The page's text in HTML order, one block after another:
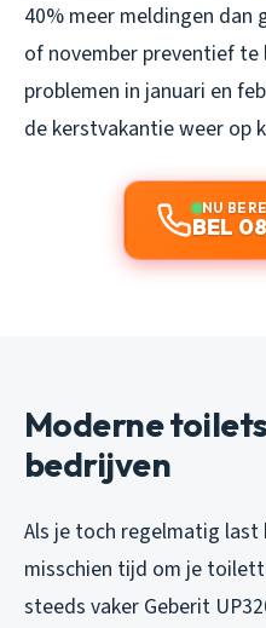
40% meer meldingen
of november preventief
problemen in januari en
de kerstvakantie weer op
NU
BEL
Moderne
bedrijven
Als je toch regelmatig
misschien tijd om je
steeds vaker Geberit